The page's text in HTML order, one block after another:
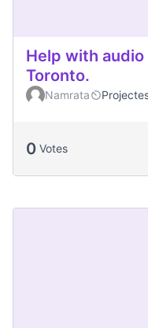
Help with
Toronto.
Namrata
0 Votes